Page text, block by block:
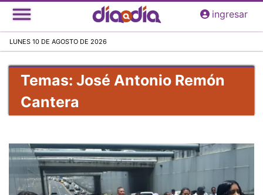
Pasar
al
principal
ingresar
LUNES 10 DE AGOSTO DE 2026
Temas: José Antonio Remón
Cantera